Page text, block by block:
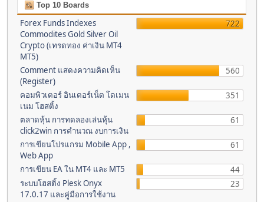
Top 10 Boards
Forex Funds Indexes
Commodites Gold Silver Oil
Crypto (เทรดทอง ค่าเงิน MT4
MT5)
722
Comment แสดงความคิดเห็น
(Register)
560
คอมพิวเตอร์ อินเตอร์เน็ต โดเมน
เนม โฮสติ้ง
351
ตลาดหุ้น การทดลองเล่นหุ้น
click2win การคำนวณ งบการเงิน
61
การเขียนโปรแกรม Mobile App ,
Web App
61
การเขียน EA ใน MT4 และ MT5
44
ระบบโฮสติ้ง Plesk Onyx
17.0.17 และคู่มือการใช้งาน
23